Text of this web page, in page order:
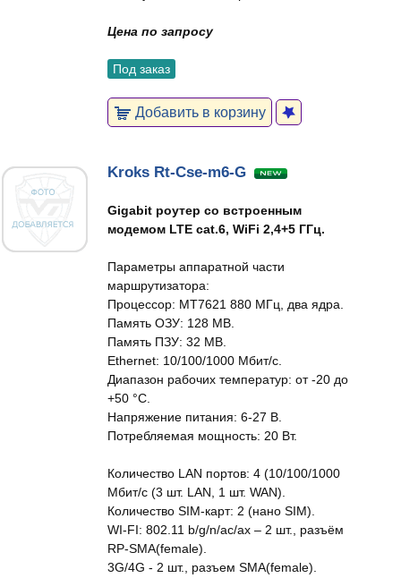
Цена по запросу
Под заказ
Добавить в корзину
Kroks Rt-Cse-m6-G
Gigabit роутер со встроенным
модемом LTE cat.6, WiFi 2,4+5 ГГц.
Параметры аппаратной части
маршрутизатора:
Процессор: MT7621 880 МГц, два ядра.
Память ОЗУ: 128 MB.
Память ПЗУ: 32 MB.
Ethernet: 10/100/1000 Мбит/c.
Диапазон рабочих температур: от -20 до
+50 °C.
Напряжение питания: 6-27 В.
Потребляемая мощность: 20 Вт.
Количество LAN портов: 4 (10/100/1000
Мбит/с (3 шт. LAN, 1 шт. WAN).
Количество SIM-карт: 2 (нано SIM).
WI-FI: 802.11 b/g/n/ac/ax – 2 шт., разъём
RP-SMA(female).
3G/4G - 2 шт., разъем SMA(female).